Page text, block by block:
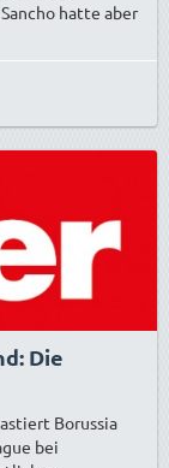
hatte aber
Die
Borussia
bei